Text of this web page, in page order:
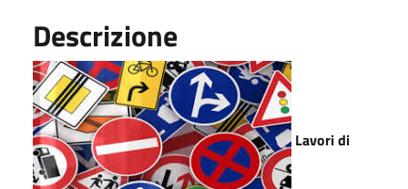
Descrizione
Lavori di